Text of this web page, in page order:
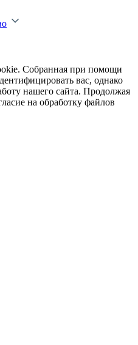
Собранная при помощи
вас, однако
нашего сайта. Продолжая
на обработку файлов